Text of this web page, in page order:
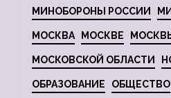
МИНОБОРОНЫ РОССИИ
МОСКВА МОСКВЕ
МОСКОВСКОЙ ОБЛАСТИ
ОБРАЗОВАНИЕ ОБЩЕСТВО